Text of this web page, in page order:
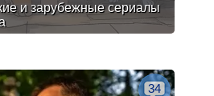
и зарубежные сериалы
34